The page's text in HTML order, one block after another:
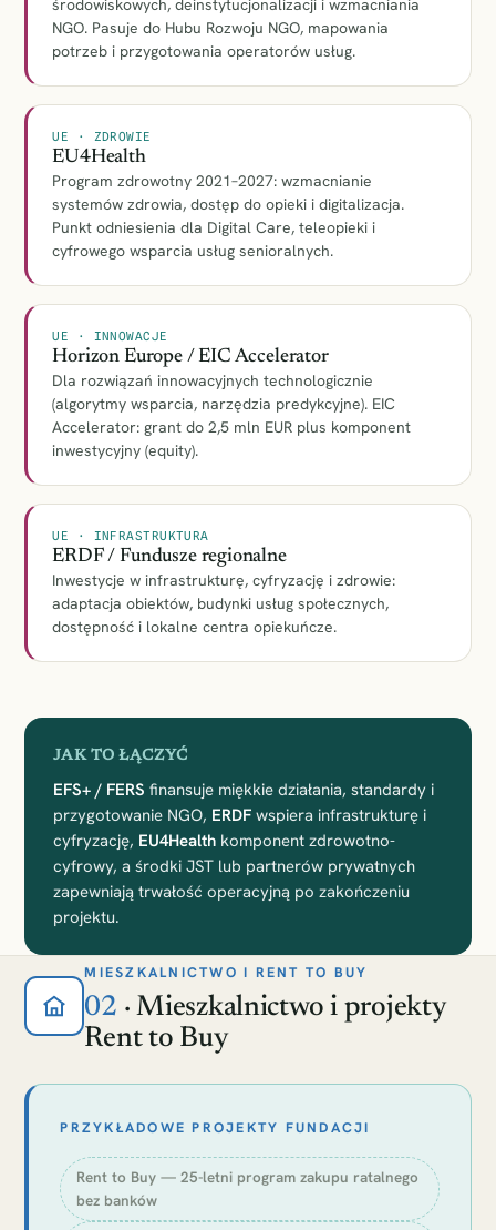
środowiskowych, deinstytucjonalizacji i wzmacniania
NGO. Pasuje do Hubu Rozwoju NGO, mapowania
potrzeb i przygotowania operatorów usług.
UE · ZDROWIE
EU4Health
Program zdrowotny 2021–2027: wzmacnianie
systemów zdrowia, dostęp do opieki i digitalizacja.
Punkt odniesienia dla Digital Care, teleopieki i
cyfrowego wsparcia usług senioralnych.
UE · INNOWACJE
Horizon Europe / EIC Accelerator
Dla rozwiązań innowacyjnych technologicznie
(algorytmy wsparcia, narzędzia predykcyjne). EIC
Accelerator: grant do 2,5 mln EUR plus komponent
inwestycyjny (equity).
UE · INFRASTRUKTURA
ERDF / Fundusze regionalne
Inwestycje w infrastrukturę, cyfryzację i zdrowie:
adaptacja obiektów, budynki usług społecznych,
dostępność i lokalne centra opiekuńcze.
JAK TO ŁĄCZYĆ
EFS+ / FERS finansuje miękkie działania, standardy i
przygotowanie NGO, ERDF wspiera infrastrukturę i
cyfryzację, EU4Health komponent zdrowotno-
cyfrowy, a środki JST lub partnerów prywatnych
zapewniają trwałość operacyjną po zakończeniu
projektu.
MIESZKALNICTWO I RENT TO BUY
02 · Mieszkalnictwo i projekty
Rent to Buy
PRZYKŁADOWE PROJEKTY FUNDACJI
Rent to Buy — 25-letni program zakupu ratalnego
bez banków